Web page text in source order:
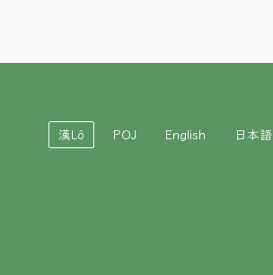
漢Lô POJ English 日本語